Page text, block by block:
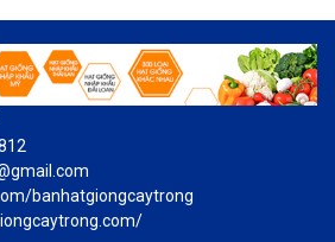
banhatgiongcaytrong